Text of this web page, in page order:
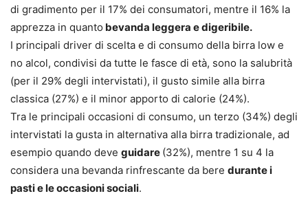
di gradimento per il 17% dei consumatori, mentre il 16% la
apprezza in quanto bevanda leggera e digeribile.
I principali driver di scelta e di consumo della birra low e
no alcol, condivisi da tutte le fasce di età, sono la salubrità
(per il 29% degli intervistati), il gusto simile alla birra
classica (27%) e il minor apporto di calorie (24%).
Tra le principali occasioni di consumo, un terzo (34%) degli
intervistati la gusta in alternativa alla birra tradizionale, ad
esempio quando deve guidare (32%), mentre 1 su 4 la
considera una bevanda rinfrescante da bere durante i
pasti e le occasioni sociali.